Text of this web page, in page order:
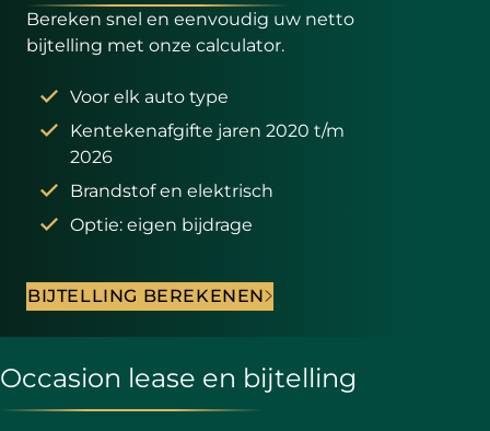
Occasion lease en bijtelling
Bereken snel en eenvoudig uw netto
bijtelling met onze calculator.
Voor elk auto type
Kentekenafgifte jaren 2020 t/m
2026
Brandstof en elektrisch
Optie: eigen bijdrage
BIJTELLING BEREKENEN